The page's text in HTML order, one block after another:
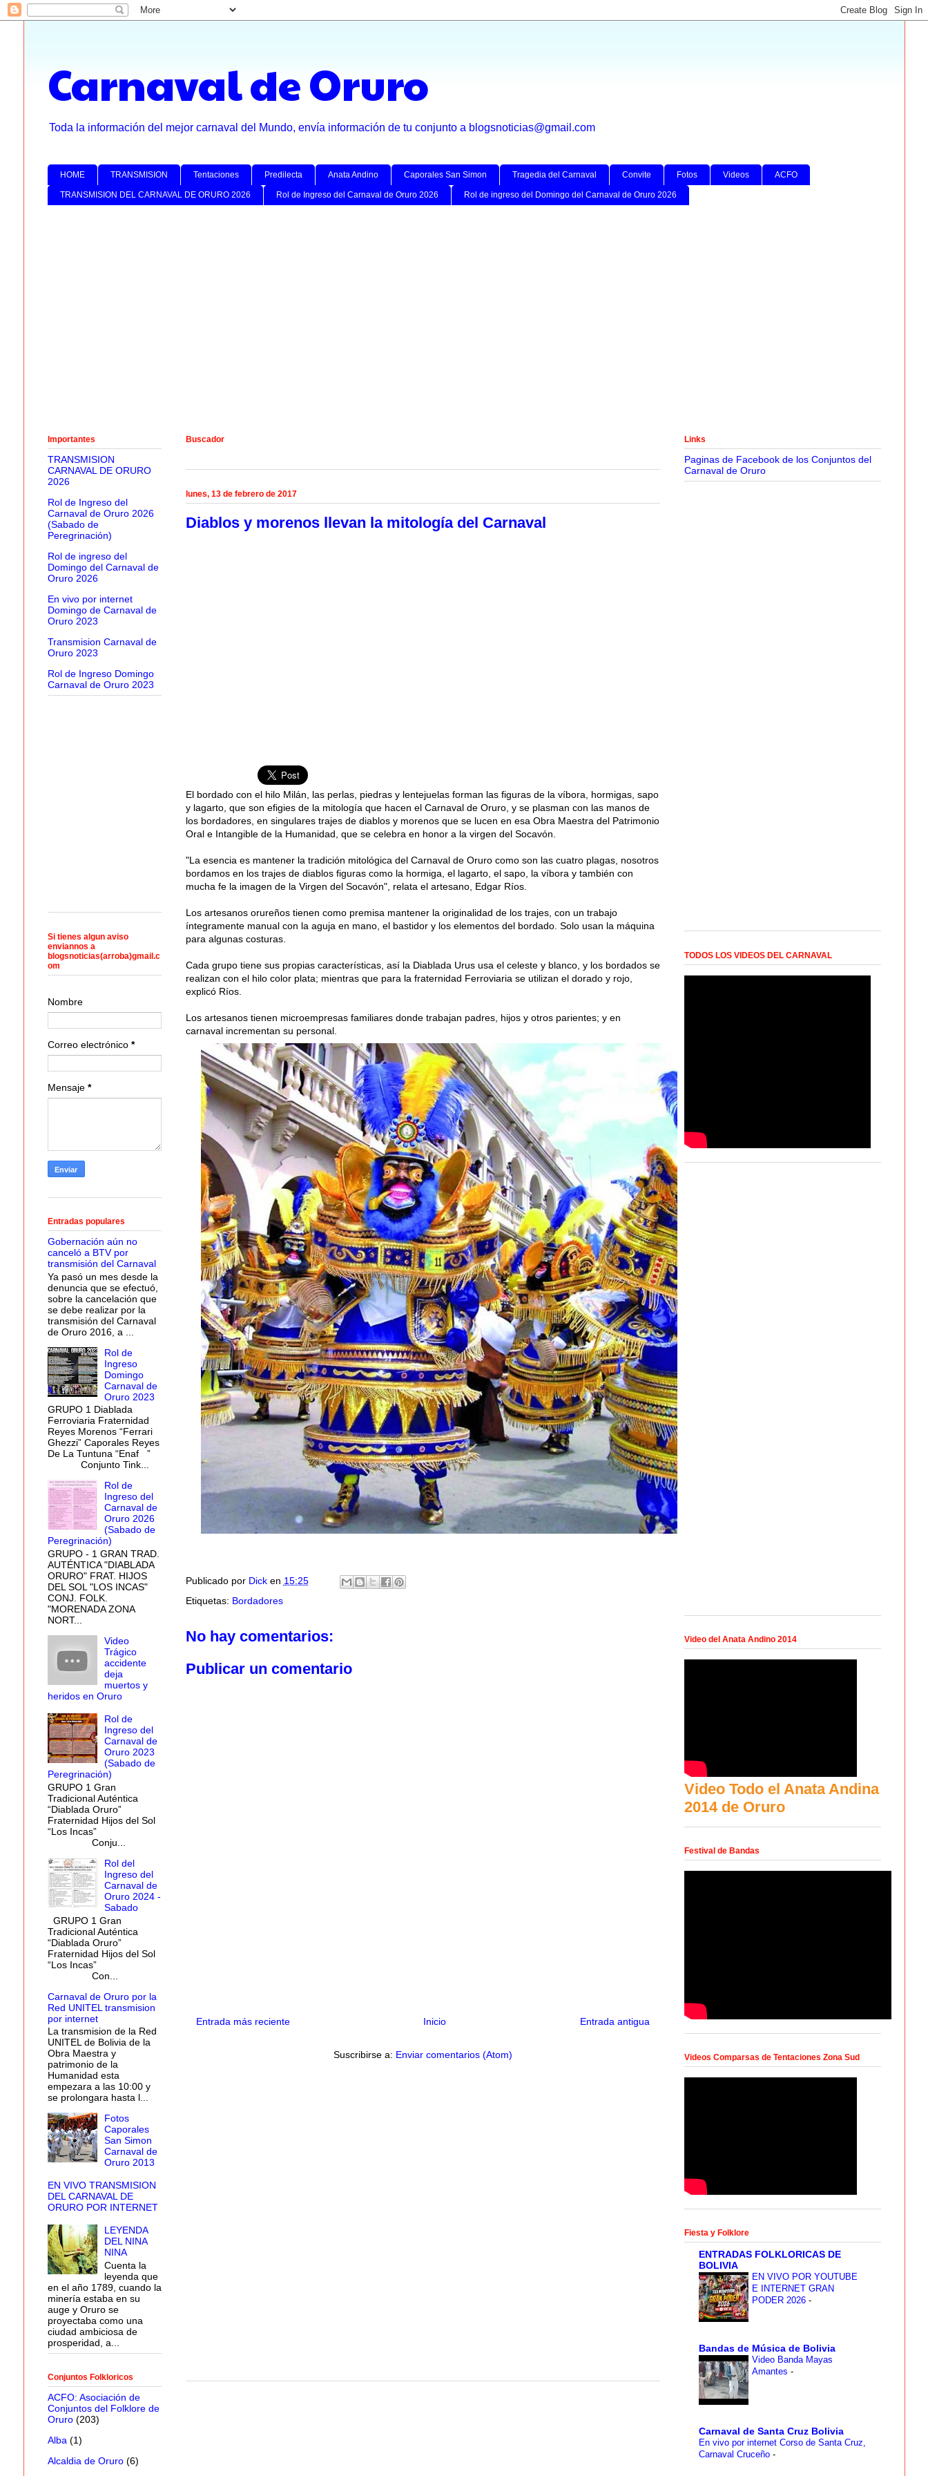
Carnaval de Oruro
Toda la información del mejor carnaval del Mundo, envía información de tu conjunto a blogsnoticias@gmail.com
HOME TRANSMISION Tentaciones Predilecta Anata Andino Caporales San Simon Tragedia del Carnaval Convite Fotos Videos ACFO
TRANSMISION DEL CARNAVAL DE ORURO 2026 Rol de Ingreso del Carnaval de Oruro 2026 Rol de ingreso del Domingo del Carnaval de Oruro 2026
Buscador
lunes, 13 de febrero de 2017
Diablos y morenos llevan la mitología del Carnaval
El bordado con el hilo Milán, las perlas, piedras y lentejuelas forman las figuras de la víbora, hormigas, sapo
y lagarto, que son efigies de la mitología que hacen el Carnaval de Oruro, y se plasman con las manos de
los bordadores, en singulares trajes de diablos y morenos que se lucen en esa Obra Maestra del Patrimonio
Oral e Intangible de la Humanidad, que se celebra en honor a la virgen del Socavón.
"La esencia es mantener la tradición mitológica del Carnaval de Oruro como son las cuatro plagas, nosotros
bordamos en los trajes de diablos figuras como la hormiga, el lagarto, el sapo, la víbora y también con
mucha fe la imagen de la Virgen del Socavón", relata el artesano, Edgar Ríos.
Los artesanos orureños tienen como premisa mantener la originalidad de los trajes, con un trabajo
íntegramente manual con la aguja en mano, el bastidor y los elementos del bordado. Solo usan la máquina
para algunas costuras.
Cada grupo tiene sus propias características, así la Diablada Urus usa el celeste y blanco, y los bordados se
realizan con el hilo color plata; mientras que para la fraternidad Ferroviaria se utilizan el dorado y rojo,
explicó Ríos.
Los artesanos tienen microempresas familiares donde trabajan padres, hijos y otros parientes; y en
carnaval incrementan su personal.
Publicado por Dick en 15:25
Etiquetas: Bordadores
No hay comentarios:
Publicar un comentario
Entrada más reciente Entrada antigua
Inicio
Suscribirse a: Enviar comentarios (Atom)
Importantes
TRANSMISION
CARNAVAL DE ORURO
2026
Rol de Ingreso del
Carnaval de Oruro 2026
(Sabado de
Peregrinación)
Rol de ingreso del
Domingo del Carnaval de
Oruro 2026
En vivo por internet
Domingo de Carnaval de
Oruro 2023
Transmision Carnaval de
Oruro 2023
Rol de Ingreso Domingo
Carnaval de Oruro 2023
Si tienes algun aviso
enviannos a
blogsnoticias(arroba)gmail.c
om
Nombre
Correo electrónico *
Mensaje *
Entradas populares
Gobernación aún no
canceló a BTV por
transmisión del Carnaval
Ya pasó un mes desde la
denuncia que se efectuó,
sobre la cancelación que
se debe realizar por la
transmisión del Carnaval
de Oruro 2016, a ...
Rol de
Ingreso
Domingo
Carnaval de
Oruro 2023
GRUPO 1 Diablada
Ferroviaria Fraternidad
Reyes Morenos “Ferrari
Ghezzi” Caporales Reyes
De La Tuntuna “Enaf ”
Conjunto Tink...
Rol de
Ingreso del
Carnaval de
Oruro 2026
(Sabado de
Peregrinación)
GRUPO - 1 GRAN TRAD.
AUTÉNTICA "DIABLADA
ORURO" FRAT. HIJOS
DEL SOL "LOS INCAS"
CONJ. FOLK.
"MORENADA ZONA
NORT...
Video
Trágico
accidente
deja
muertos y
heridos en Oruro
Rol de
Ingreso del
Carnaval de
Oruro 2023
(Sabado de
Peregrinación)
GRUPO 1 Gran
Tradicional Auténtica
“Diablada Oruro”
Fraternidad Hijos del Sol
“Los Incas”
Conju...
Rol del
Ingreso del
Carnaval de
Oruro 2024 -
Sabado
GRUPO 1 Gran
Tradicional Auténtica
“Diablada Oruro”
Fraternidad Hijos del Sol
“Los Incas”
Con...
Carnaval de Oruro por la
Red UNITEL transmision
por internet
La transmision de la Red
UNITEL de Bolivia de la
Obra Maestra y
patrimonio de la
Humanidad esta
empezara a las 10:00 y
se prolongara hasta l...
Fotos
Caporales
San Simon
Carnaval de
Oruro 2013
EN VIVO TRANSMISION
DEL CARNAVAL DE
ORURO POR INTERNET
LEYENDA
DEL NINA
NINA
Cuenta la
leyenda que
en el año 1789, cuando la
minería estaba en su
auge y Oruro se
proyectaba como una
ciudad ambiciosa de
prosperidad, a...
Conjuntos Folkloricos
ACFO: Asociación de
Conjuntos del Folklore de
Oruro (203)
Alba (1)
Alcaldia de Oruro (6)
Links
Paginas de Facebook de los Conjuntos del
Carnaval de Oruro
TODOS LOS VIDEOS DEL CARNAVAL
Video del Anata Andino 2014
Video Todo el Anata Andina
2014 de Oruro
Festival de Bandas
Videos Comparsas de Tentaciones Zona Sud
Fiesta y Folklore
ENTRADAS FOLKLORICAS DE
BOLIVIA
EN VIVO POR YOUTUBE
E INTERNET GRAN
PODER 2026 -
Bandas de Música de Bolivia
Video Banda Mayas
Amantes -
Carnaval de Santa Cruz Bolivia
En vivo por internet Corso de Santa Cruz,
Carnaval Cruceño -